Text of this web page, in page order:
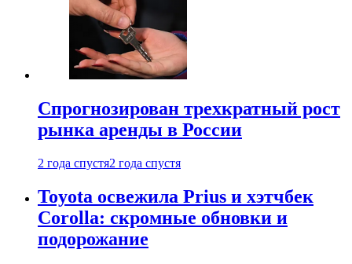
Спрогнозирован трехкратный рост
рынка аренды в России
2 года спустя2 года спустя
Toyota освежила Prius и хэтчбек
Corolla: скромные обновки и
подорожание